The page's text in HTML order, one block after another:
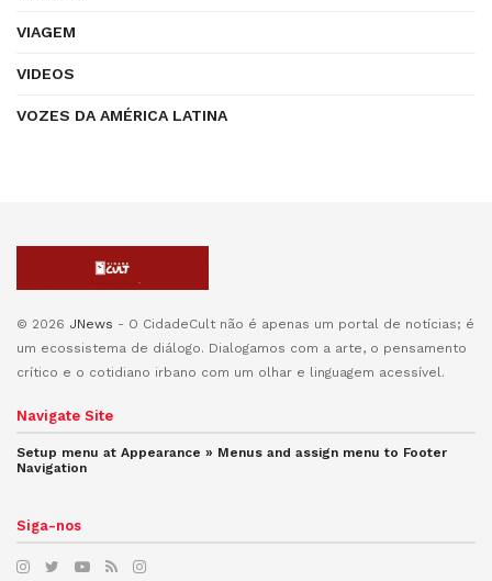
VIAGEM
VIDEOS
VOZES DA AMÉRICA LATINA
© 2026 JNews - O CidadeCult não é apenas um portal de notícias; é
um ecossistema de diálogo. Dialogamos com a arte, o pensamento
crítico e o cotidiano irbano com um olhar e linguagem acessível.
Navigate Site
Setup menu at Appearance » Menus and assign menu to Footer
Navigation
Siga-nos